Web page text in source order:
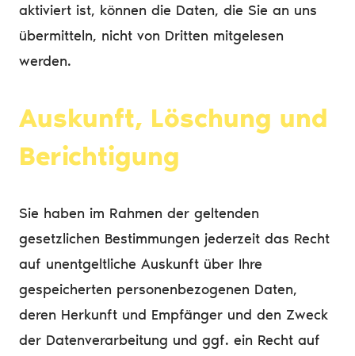
aktiviert ist, können die Daten, die Sie an uns
übermitteln, nicht von Dritten mitgelesen
werden.
Auskunft, Löschung und
Berichtigung
Sie haben im Rahmen der geltenden
gesetzlichen Bestimmungen jederzeit das Recht
auf unentgeltliche Auskunft über Ihre
gespeicherten personenbezogenen Daten,
deren Herkunft und Empfänger und den Zweck
der Datenverarbeitung und ggf. ein Recht auf